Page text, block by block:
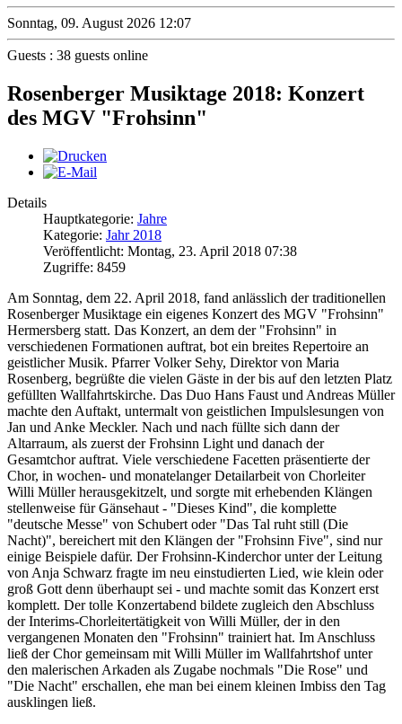
Sonntag, 09. August 2026 12:07
Guests : 38 guests online
Rosenberger Musiktage 2018: Konzert
des MGV "Frohsinn"
Details
Hauptkategorie: Jahre
Kategorie: Jahr 2018
Veröffentlicht: Montag, 23. April 2018 07:38
Zugriffe: 8459
Am Sonntag, dem 22. April 2018, fand anlässlich der traditionellen
Rosenberger Musiktage ein eigenes Konzert des MGV "Frohsinn"
Hermersberg statt. Das Konzert, an dem der "Frohsinn" in
verschiedenen Formationen auftrat, bot ein breites Repertoire an
geistlicher Musik. Pfarrer Volker Sehy, Direktor von Maria
Rosenberg, begrüßte die vielen Gäste in der bis auf den letzten Platz
gefüllten Wallfahrtskirche. Das Duo Hans Faust und Andreas Müller
machte den Auftakt, untermalt von geistlichen Impulslesungen von
Jan und Anke Meckler. Nach und nach füllte sich dann der
Altarraum, als zuerst der Frohsinn Light und danach der
Gesamtchor auftrat. Viele verschiedene Facetten präsentierte der
Chor, in wochen- und monatelanger Detailarbeit von Chorleiter
Willi Müller herausgekitzelt, und sorgte mit erhebenden Klängen
stellenweise für Gänsehaut - "Dieses Kind", die komplette
"deutsche Messe" von Schubert oder "Das Tal ruht still (Die
Nacht)", bereichert mit den Klängen der "Frohsinn Five", sind nur
einige Beispiele dafür. Der Frohsinn-Kinderchor unter der Leitung
von Anja Schwarz fragte im neu einstudierten Lied, wie klein oder
groß Gott denn überhaupt sei - und machte somit das Konzert erst
komplett. Der tolle Konzertabend bildete zugleich den Abschluss
der Interims-Chorleitertätigkeit von Willi Müller, der in den
vergangenen Monaten den "Frohsinn" trainiert hat. Im Anschluss
ließ der Chor gemeinsam mit Willi Müller im Wallfahrtshof unter
den malerischen Arkaden als Zugabe nochmals "Die Rose" und
"Die Nacht" erschallen, ehe man bei einem kleinen Imbiss den Tag
ausklingen ließ.